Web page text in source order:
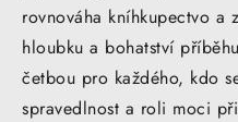
rovnováha kníhkupectvo a
hloubku a bohatství
četbou pro každého, kdo
spravedlnost a roli moci